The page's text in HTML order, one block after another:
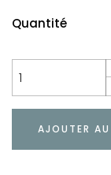
Quantité
AJOUTER AU